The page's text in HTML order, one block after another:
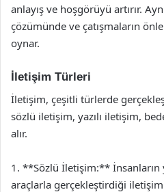
anlayış ve hoşgörüyü artırır.
çözümünde ve çatışmaların
oynar.
İletişim Türleri
İletişim, çeşitli türlerde
sözlü iletişim, yazılı iletişim,
alır.
1. **Sözlü İletişim:** İnsanların
araçlarla gerçekleştirdiği